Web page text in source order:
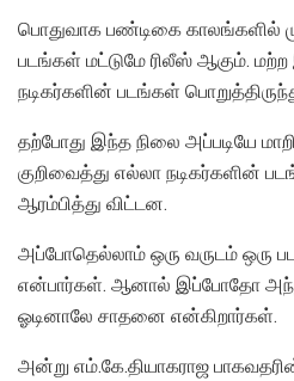
பொதுவாக பண்டிகை காலங்களில்
படங்கள் மட்டுமே ரிலீஸ் ஆகும்.
நடிகர்களின் படங்கள்
தற்போது இந்த நிலை அப்படியே
குறிவைத்து எல்லா நடிகர்களின்
ஆரம்பித்து விட்டன.
அப்போதெல்லாம் ஒரு வருடம் ஒரு
என்பார்கள். ஆனால் இப்போதோ
ஓடினாலே சாதனை என்கிறார்கள்.
அன்று எம்.கே.தியாகராஜ